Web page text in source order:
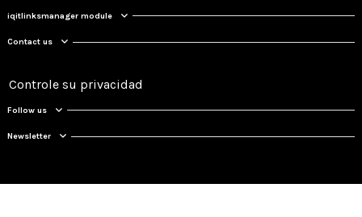
iqitlinksmanager module
Contact us
Controle su privacidad
Follow us
Newsletter